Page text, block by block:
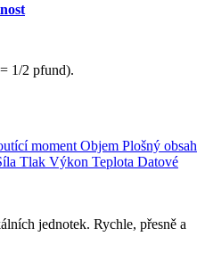
1/2 pfund).
moment Objem Plošný obsah
Tlak Výkon Teplota Datové
jednotek. Rychle, přesně a